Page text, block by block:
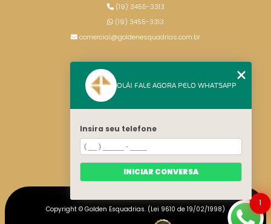
(19) 3455-3313
(19) 3455-3313
comercial@goldenesquadrias.com.br
HOME
CONTATO
CATEGORIAS
MAPA DO SITE
Copyright © Golden Esquadrias. (Lei 9610 de 19/02/1998)
1
OLÁ! FALE AGORA PELO WHATSAPP
Insira seu telefone
INICIAR CONVERSA